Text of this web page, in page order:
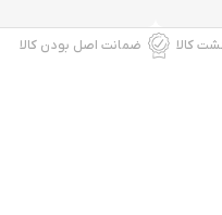
ضمانت اصل بودن کالا